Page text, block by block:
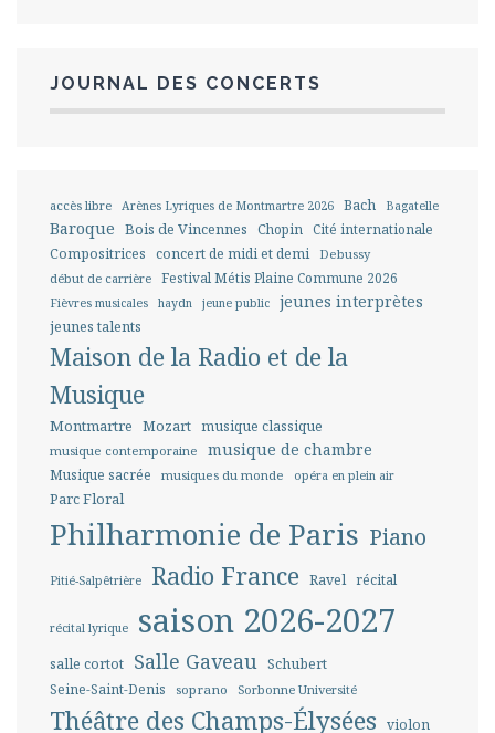
JOURNAL DES CONCERTS
accès libre Arènes Lyriques de Montmartre 2026 Bach Bagatelle
Baroque Bois de Vincennes Chopin Cité internationale
Compositrices concert de midi et demi
Debussy
début de carrière Festival Métis Plaine Commune 2026
Fièvres musicales haydn jeune public jeunes interprètes
jeunes talents
Maison de la Radio et de la
Musique
Montmartre Mozart musique classique
musique contemporaine musique de chambre
Musique sacrée musiques du monde opéra en plein air
Parc Floral
Philharmonie de Paris Piano
Pitié-Salpêtrière Radio France Ravel récital
récital lyrique saison 2026-2027
salle cortot Salle Gaveau Schubert
Seine-Saint-Denis soprano Sorbonne Université
Théâtre des Champs-Élysées violon